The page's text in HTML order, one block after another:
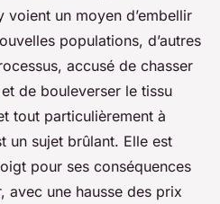
voient un moyen d’embellir
populations, d’autres
accusé de chasser
de bouleverser le tissu
tout particulièrement à
un sujet brûlant. Elle est
pour ses conséquences
avec une hausse des prix